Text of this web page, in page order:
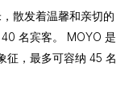
散发着温馨和亲切的
名宾客。 MOYO 是
征，最多可容纳 45 名